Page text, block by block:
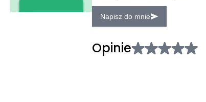
Napisz do mnie
Opinie